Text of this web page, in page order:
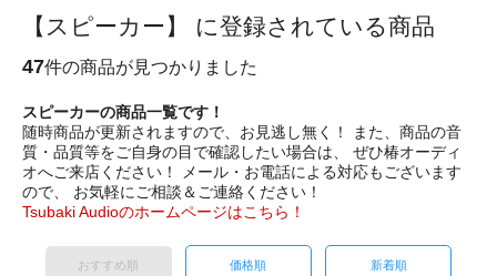
【スピーカー】 に登録されている商品
47件の商品が見つかりました
スピーカーの商品一覧です！
随時商品が更新されますので、お見逃し無く！ また、商品の音
質・品質等をご自身の目で確認したい場合は、 ぜひ椿オーディ
オへご来店ください！ メール・お電話による対応もございます
ので、 お気軽にご相談＆ご連絡ください！
Tsubaki Audioのホームページはこちら！
おすすめ順 価格順 新着順